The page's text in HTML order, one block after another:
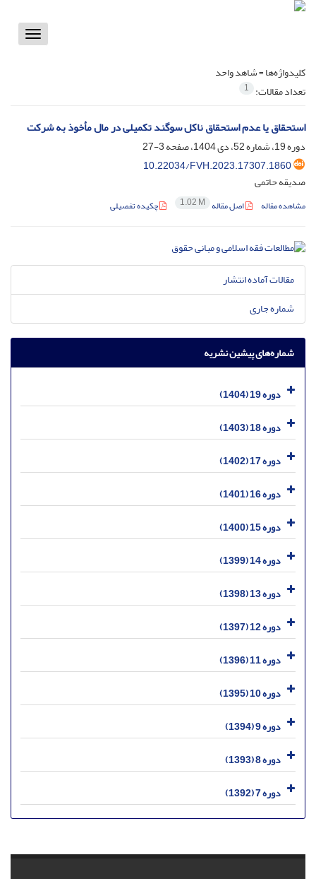
Toggle
کلیدواژه‌ها =شاهد واحد
تعداد مقالات: 1
استحقاق یا عدم استحقاق ناکل سوگند تکمیلی در مال مأخوذ به شرکت
دوره 19، شماره 52، دی 1404، صفحه
3-27
10.22034/FVH.2023.17307.1860
صدیقه حاتمی
مشاهده مقاله اصل مقاله 1.02 M چکیده تفصیلی
مقالات آماده انتشار
شماره جاری
شماره‌های پیشین نشریه
دوره 19 (1404)
دوره 18 (1403)
دوره 17 (1402)
دوره 16 (1401)
دوره 15 (1400)
دوره 14 (1399)
دوره 13 (1398)
دوره 12 (1397)
دوره 11 (1396)
دوره 10 (1395)
دوره 9 (1394)
دوره 8 (1393)
دوره 7 (1392)